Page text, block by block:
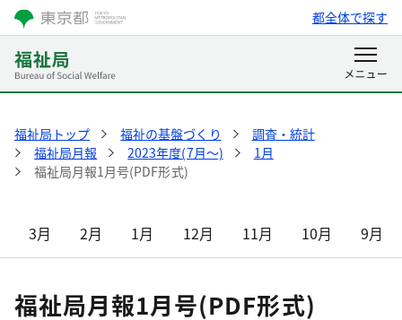
都全体で探す
福祉局トップ 福祉の基盤づくり
調査・統計
福祉局月報
2023年度(7月～)
1月
福祉局月報1月号(PDF形式)
3月 2月 1月 12月 11月 10月 9月
福祉局月報1月号(PDF形式)